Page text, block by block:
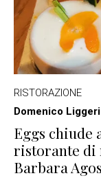
RISTORAZIONE
Domenico Liggeri
Eggs chiude
ristorante di
Barbara